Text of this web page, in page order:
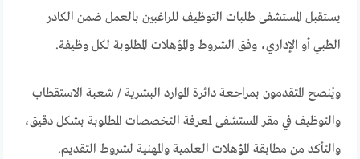
يستقبل المستشفى طلبات التوظيف للراغبين بالعمل ضمن الكادر
الطبي أو الإداري، وفق الشروط والمؤهلات المطلوبة لكل وظيفة.
ويُنصح المتقدمون بمراجعة دائرة الموارد البشرية / شعبة الاستقطاب
والتوظيف في مقر المستشفى لمعرفة التخصصات المطلوبة بشكل دقيق،
والتأكد من مطابقة المؤهلات العلمية والمهنية لشروط التقديم.